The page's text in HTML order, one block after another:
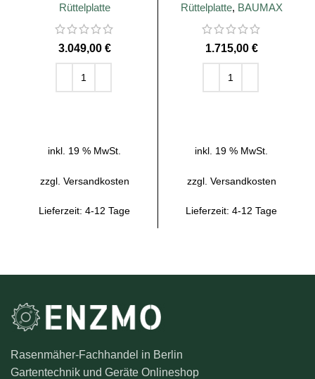
Rüttelplatte
€
inkl. 19 % MwSt.
zzgl. Versandkosten
Lieferzeit: 4-12 Tage
Rüttelplatte, BAUMAX
€
inkl. 19 % MwSt.
zzgl. Versandkosten
Lieferzeit: 4-12 Tage
Rasenmäher-Fachhandel in Berlin
Gartentechnik und Geräte Onlineshop